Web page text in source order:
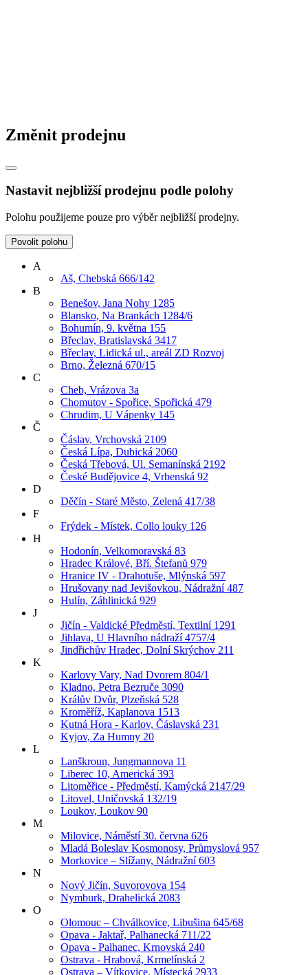
Změnit prodejnu
Nastavit nejbližší prodejnu podle polohy
Polohu použijeme pouze pro výběr nejbližší prodejny.
Povolit polohu
A
Aš, Chebská 666/142
B
Benešov, Jana Nohy 1285
Blansko, Na Brankách 1284/6
Bohumín, 9. května 155
Břeclav, Bratislavská 3417
Břeclav, Lidická ul., areál ZD Rozvoj
Brno, Železná 670/15
C
Cheb, Vrázova 3a
Chomutov - Spořice, Spořická 479
Chrudim, U Vápenky 145
Č
Čáslav, Vrchovská 2109
Česká Lípa, Dubická 2060
Česká Třebová, Ul. Semanínská 2192
České Budějovice 4, Vrbenská 92
D
Děčín - Staré Město, Zelená 417/38
F
Frýdek - Místek, Collo louky 126
H
Hodonín, Velkomoravská 83
Hradec Králové, Bří. Štefanů 979
Hranice IV - Drahotuše, Mlýnská 597
Hrušovany nad Jevišovkou, Nádražní 487
Hulín, Záhlinická 929
J
Jičín - Valdické Předměstí, Textilní 1291
Jihlava, U Hlavního nádraží 4757/4
Jindřichův Hradec, Dolní Skrýchov 211
K
Karlovy Vary, Nad Dvorem 804/1
Kladno, Petra Bezruče 3090
Králův Dvůr, Plzeňská 528
Kroměříž, Kaplanova 1513
Kutná Hora - Karlov, Čáslavská 231
Kyjov, Za Humny 20
L
Lanškroun, Jungmannova 11
Liberec 10, Americká 393
Litoměřice - Předměstí, Kamýcká 2147/29
Litovel, Uničovská 132/19
Loukov, Loukov 90
M
Milovice, Náměstí 30. června 626
Mladá Boleslav Kosmonosy, Průmyslová 957
Morkovice – Slížany, Nádražní 603
N
Nový Jičín, Suvorovova 154
Nymburk, Drahelická 2083
O
Olomouc – Chválkovice, Libušina 645/68
Opava - Jaktař, Palhanecká 711/22
Opava - Palhanec, Krnovská 240
Ostrava - Hrabová, Krmelínská 2
Ostrava – Vítkovice, Místecká 2933